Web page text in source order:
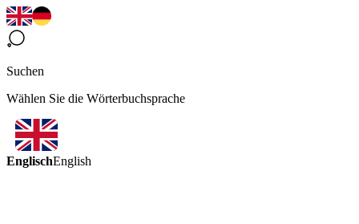
Suchen
Wählen Sie die Wörterbuchsprache
EnglischEnglish